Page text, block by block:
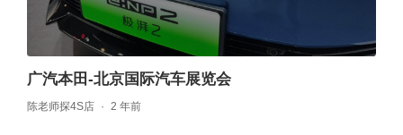
广汽本田-北京国际汽车展览会
陈老师探4S店 2 年前